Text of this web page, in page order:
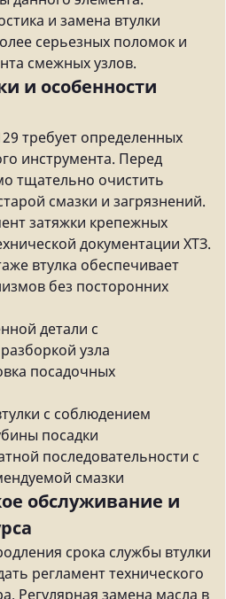
и замена втулки
серьезных поломок и
смежных узлов.
и особенности
требует определенных
инструмента. Перед
тщательно очистить
смазки и загрязнений.
затяжки крепежных
документации ХТЗ.
втулка обеспечивает
без посторонних
детали с
узла
посадочных
с соблюдением
посадки
последовательности с
смазки
обслуживание и
срока службы втулки
регламент технического
Регулярная замена масла в